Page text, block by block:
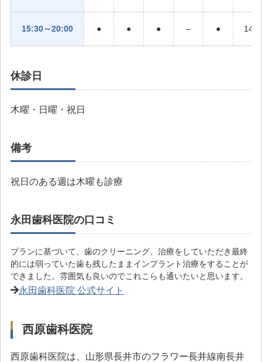
15:30～20:00 ● ● ● – ●
休診日
木曜・日曜・祝日
備考
祝日のある週は木曜も診療
永田歯科医院の口コミ
プランに基づいて、歯のクリーニング、治療をしていただき最終
的には弱っていた歯も残したままインプラント治療をすることが
できました。雰囲気も良いのでこれこらも通いたいと思います。
永田歯科医院 公式サイト
西原歯科医院
西原歯科医院は、山形県長井市のフラワー長井線南長井